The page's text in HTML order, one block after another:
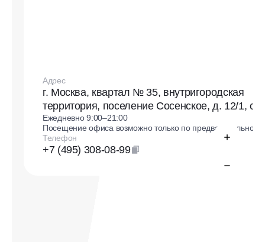
Адрес
г. Москва, квартал № 35, внутригородская
территория, поселение Сосенское, д. 12/1,
Ежедневно 9:00–21:00
Посещение офиса возможно только по предварительной
Телефон
+7 (495) 308-08-99